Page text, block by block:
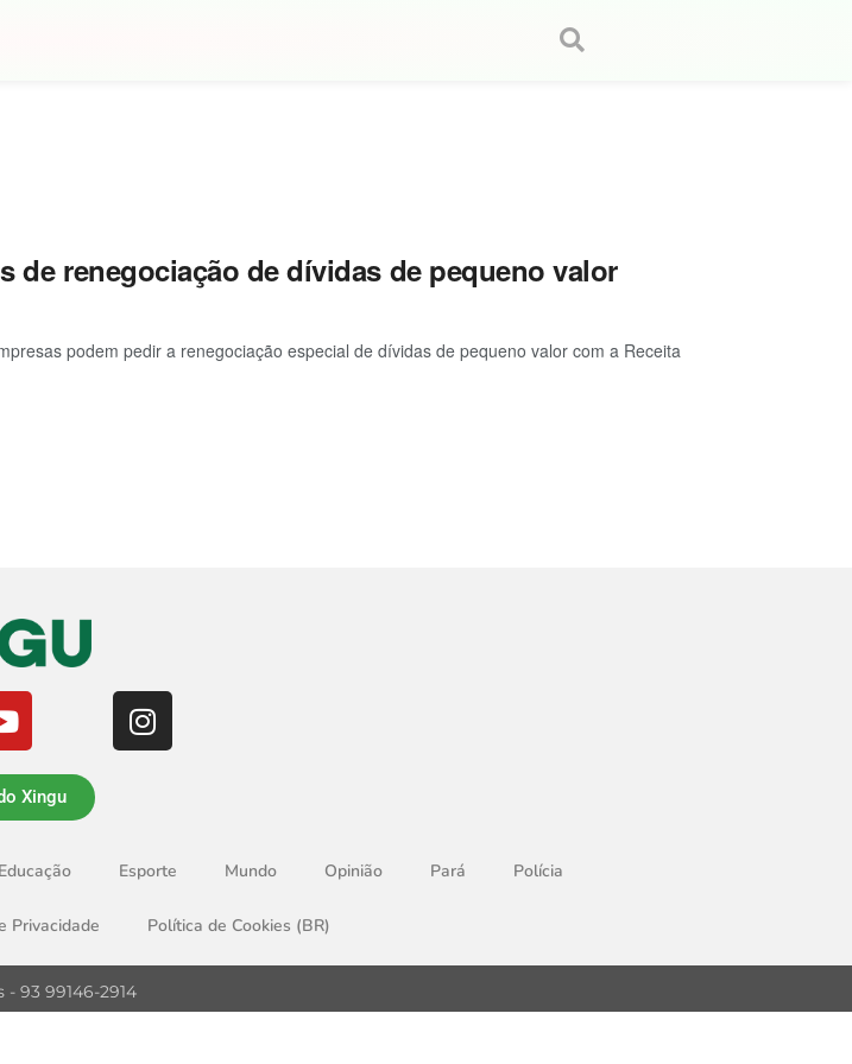
de renegociação de dívidas de pequeno valor
podem pedir a renegociação especial de dívidas de pequeno valor com a Receita
Xingu
Educação Esporte Mundo Opinião Pará Polícia
Privacidade Política de Cookies (BR)
93 99146-2914